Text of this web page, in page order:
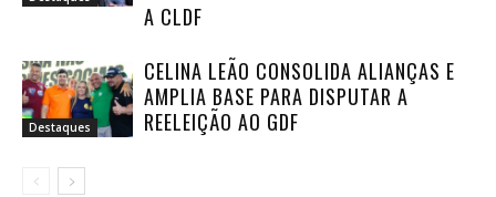
A CLDF
Destaques
CELINA LEÃO CONSOLIDA ALIANÇAS E
AMPLIA BASE PARA DISPUTAR A
REELEIÇÃO AO GDF